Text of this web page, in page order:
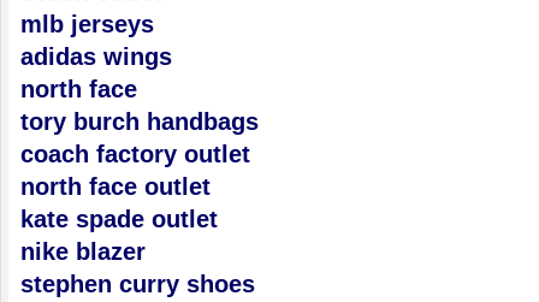
mlb jerseys
adidas wings
north face
tory burch handbags
coach factory outlet
north face outlet
kate spade outlet
nike blazer
stephen curry shoes